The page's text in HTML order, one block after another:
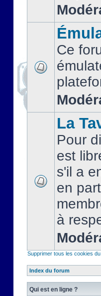
Ce
La
Pour
est
s'il a
en
à
Supprimer tous les cookies
Index du forum
Qui est en ligne ?